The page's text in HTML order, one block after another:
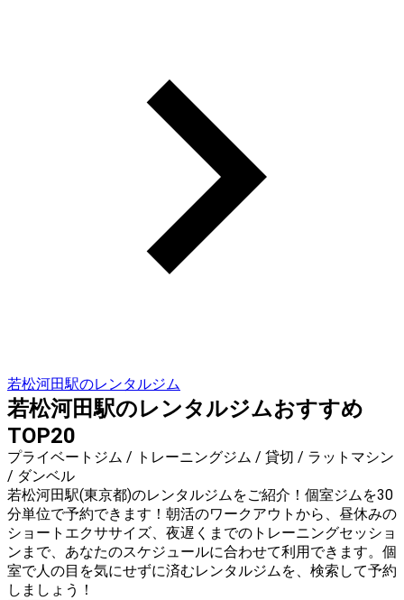
若松河田駅のレンタルジム
若松河田駅のレンタルジムおすすめ
TOP20
プライベートジム / トレーニングジム / 貸切 / ラットマシン
/ ダンベル
若松河田駅(東京都)のレンタルジムをご紹介！個室ジムを30
分単位で予約できます！朝活のワークアウトから、昼休みの
ショートエクササイズ、夜遅くまでのトレーニングセッショ
ンまで、あなたのスケジュールに合わせて利用できます。個
室で人の目を気にせずに済むレンタルジムを、検索して予約
しましょう！